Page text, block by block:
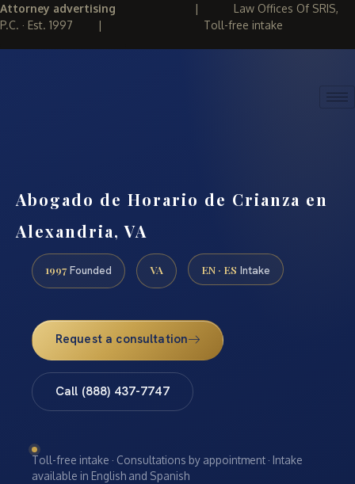
Attorney advertising | Law Offices Of SRIS,
P.C. · Est. 1997 | Toll-free intake
Abogado de Horario de Crianza en
Alexandria, VA
1997 Founded VA EN · ES Intake
Request a consultation
Call (888) 437-7747
Toll-free intake · Consultations by appointment · Intake
available in English and Spanish